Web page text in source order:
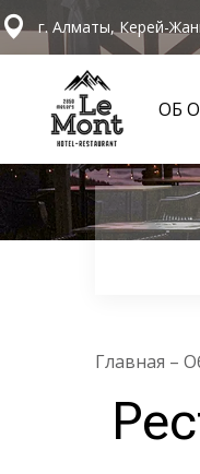
г. Алматы, Керей-
ОБ
Главная –